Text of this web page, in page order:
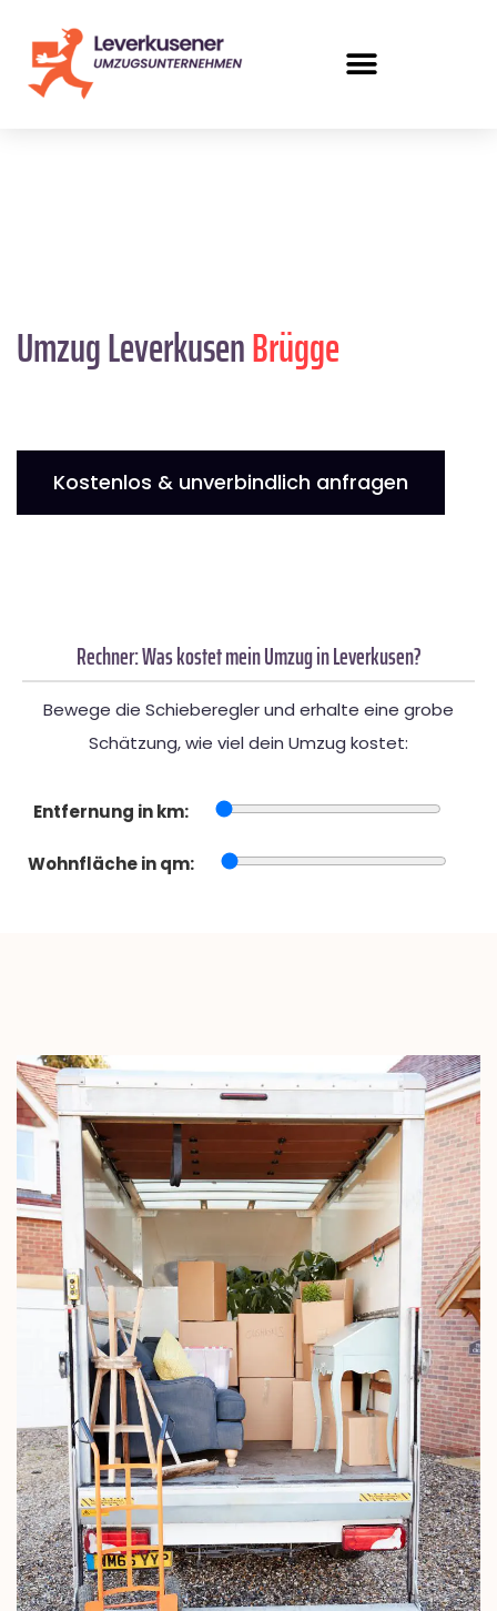
Umzug LeverkusenBrügge
Kostenlos & unverbindlich anfragen
Rechner: Was kostet mein Umzug in Leverkusen?
Bewege die Schieberegler und erhalte eine grobe
Schätzung, wie viel dein Umzug kostet:
Entfernung in km:
Wohnfläche in qm: